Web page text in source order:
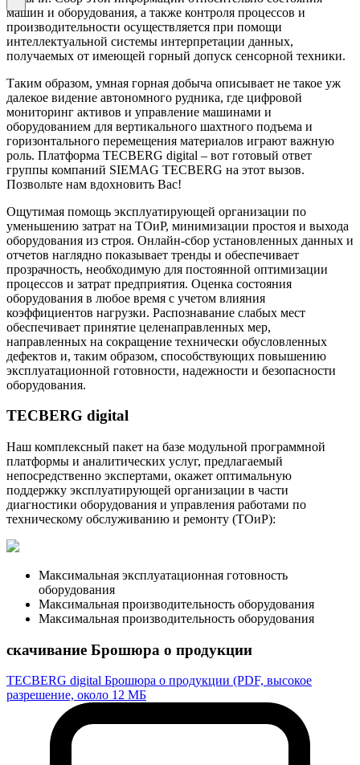
машин и оборудования, а также контроля процессов и
производительности осуществляется при помощи
интеллектуальной системы интерпретации данных,
получаемых от имеющей горный допуск сенсорной техники.
Таким образом, умная горная добыча описывает не такое уж
далекое видение автономного рудника, где цифровой
мониторинг активов и управление машинами и
оборудованием для вертикального шахтного подъема и
горизонтального перемещения материалов играют важную
роль. Платформа TECBERG digital – вот готовый ответ
группы компаний SIEMAG TECBERG на этот вызов.
Позвольте нам вдохновить Вас!
Ощутимая помощь эксплуатирующей организации по
уменьшению затрат на ТОиР, минимизации простоя и выхода
оборудования из строя. Онлайн-сбор установленных данных и
отчетов наглядно показывает тренды и обеспечивает
прозрачность, необходимую для постоянной оптимизации
процессов и затрат предприятия. Оценка состояния
оборудования в любое время с учетом влияния
коэффициентов нагрузки. Распознавание слабых мест
обеспечивает принятие целенаправленных мер,
направленных на сокращение технически обусловленных
дефектов и, таким образом, способствующих повышению
эксплуатационной готовности, надежности и безопасности
оборудования.
TECBERG digital
Наш комплексный пакет на базе модульной программной
платформы и аналитических услуг, предлагаемый
непосредственно экспертами, окажет оптимальную
поддержку эксплуатирующей организации в части
диагностики оборудования и управления работами по
техническому обслуживанию и ремонту (ТОиР):
Максимальная эксплуатационная готовность
оборудования
Максимальная производительность оборудования
Максимальная производительность оборудования
скачивание Брошюра о продукции
TECBERG digital Брошюра о продукции (PDF, высокое
разрешение, около 12 МБ